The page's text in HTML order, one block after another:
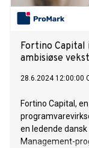
Fortino
ambisiøse
28.6.2024 12:00:00
Fortino Capital,
en ledende
Management-